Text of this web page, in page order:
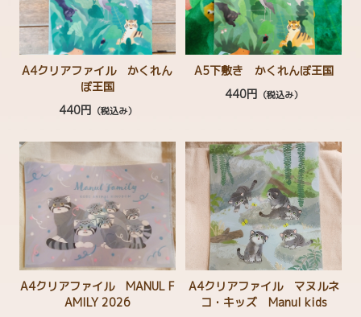
A4クリアファイル かくれん
ぼ王国
440円 （税込み）
A5下敷き かくれんぼ王国
440円 （税込み）
A4クリアファイル MANUL F
AMILY 2026
A4クリアファイル マヌルネ
コ・キッズ Manul kids